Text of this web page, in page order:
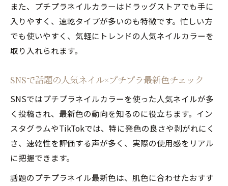
また、プチプラネイルカラーはドラッグストアでも手に
入りやすく、速乾タイプが多いのも特徴です。忙しい方
でも使いやすく、気軽にトレンドの人気ネイルカラーを
取り入れられます。
SNSで話題の人気ネイル×プチプラ最新色チェック
SNSではプチプラネイルカラーを使った人気ネイルが多
く投稿され、最新色の動向を知るのに役立ちます。イン
スタグラムやTikTokでは、特に発色の良さや剥がれにく
さ、速乾性を評価する声が多く、実際の使用感をリアル
に把握できます。
話題のプチプラネイル最新色は、肌色に合わせたおすす